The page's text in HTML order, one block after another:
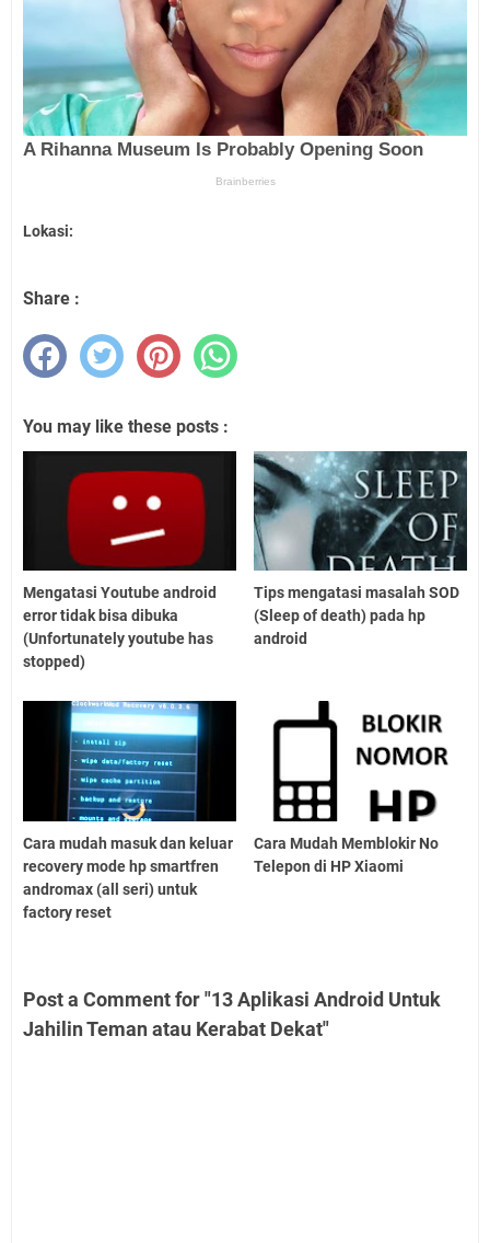
Lokasi:
Share :
You may like these posts :
Mengatasi Youtube android
error tidak bisa dibuka
(Unfortunately youtube has
stopped)
Tips mengatasi masalah SOD
(Sleep of death) pada hp
android
Cara mudah masuk dan keluar
recovery mode hp smartfren
andromax (all seri) untuk
factory reset
Cara Mudah Memblokir No
Telepon di HP Xiaomi
Post a Comment for "13 Aplikasi Android Untuk
Jahilin Teman atau Kerabat Dekat"